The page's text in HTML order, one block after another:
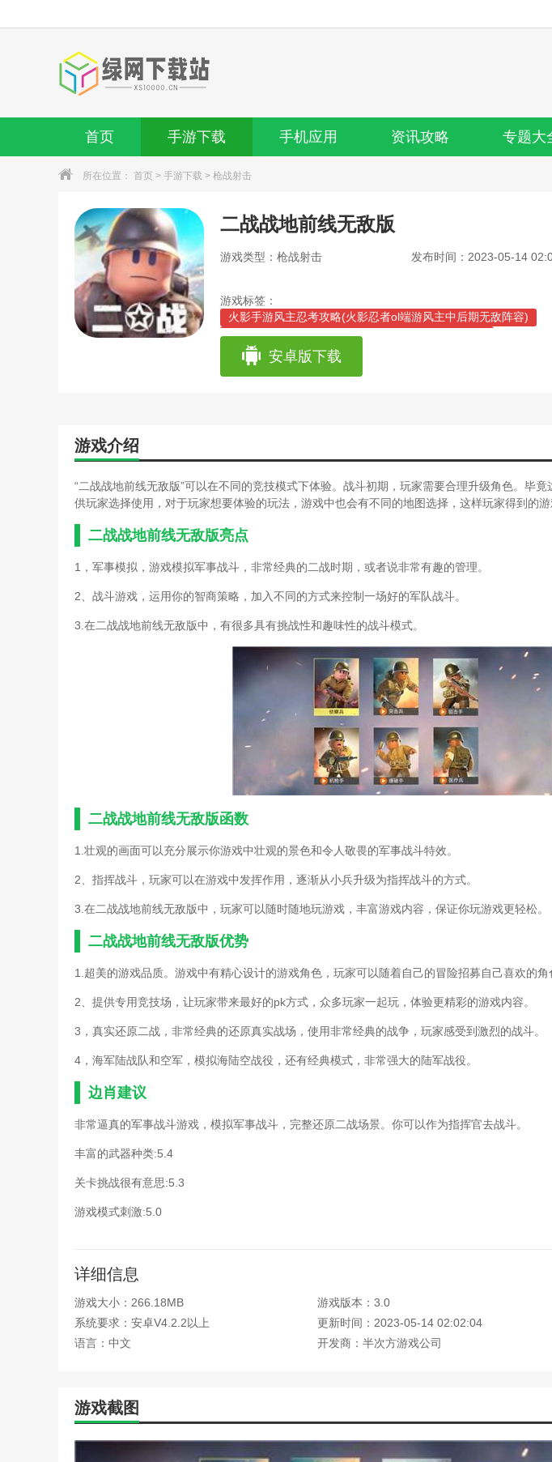
首页 手游下载 手机应用 资讯攻略 专题大
所在位置： 首页 > 手游下载 > 枪战射击
二战战地前线无敌版
游戏类型：枪战射击 发布时间：2023-05-14
游戏标签：
火影手游风主忍考攻略(火影忍者ol端游风主中后期无敌阵容)
手游英雄无敌新手攻略(腾讯手游英雄无敌新手攻略)
腾讯手游英雄无敌图鉴攻略(英雄无敌游戏攻略)
手游英雄无敌新手攻略(英雄无敌手游怎么玩)
战地5console关闭(战地console怎么关)
手游三国无敌攻略(手游三国无双攻略)
手游英雄无敌训练所攻略(手游英雄无敌训练所攻略图文)
战地法师泽拉斯(战地法师泽拉斯多少钱特效)
手游英雄无敌训练所攻略(英雄无敌新手训练营攻略)
羽毛球高高手游戏秘籍(羽毛球高高手无敌版游戏)
大话西游手游冰封幻境最无敌攻略(大话西游冰封幻境怎么玩)
电脑单机战地风暴攻略(战地风暴攻略秘籍)
灵动嘻哈势力2(灵动嘻哈势力2无敌版)
手游英雄无敌英雄交锋攻略(手游英雄无敌英雄交锋攻略视频)
同人游戏曹操传威力加强版攻略(曹操传威力加强版攻略手机版无
战地法师泽拉斯(战地法师泽拉斯怎么样)
大话西游手游冰封幻境最无敌攻略(大话西游手游冰封幻境简单攻
三国英雄无敌游戏攻略(三国无敌版)
手游英雄无敌英雄交锋攻略(英雄无敌对战)
魔法门手游攻略英雄(手游魔法门之英雄无敌攻略)
手游英雄无敌元素攻略(手游英雄无敌)
战地叛逆连队2单人游戏秘籍(战地叛逆连队2联机教程)
火炬之光前线(火炬之光百度贴吧)
三国英雄无敌游戏攻略(游戏三国之英雄无敌)
战地五每次进游戏新手教程(战地5新手操作)
堡垒前线手游新手攻略(堡垒前线手游新手攻略图文)
魔兽英雄无敌纷争单机攻略(魔兽争霸英灵传说无尽攻略)
手游英雄无敌元素攻略(英雄无敌元素英雄)
战地五每次进游戏新手教程(战地五如何进入游戏)
手游英雄无敌的地下城攻略(手游英雄无敌的地下城攻略视频)
手游英雄无敌约克英雄传记攻略(约克英雄无敌)
魔法门之英雄无敌元素守手游攻略(魔法门英雄无敌手机版攻略)
手游英雄无敌的地下城攻略(英雄无敌手游怎么占领地下城)
手游英雄无敌战役历代记攻略(英雄无敌手游历代记详细攻略)
魔法门之英雄无敌元素守手游攻略(英雄无敌:魔法之门手游)
安卓版下载
游戏介绍
“二战战地前线无敌版”可以在不同的竞技模式下体验。战斗初期，玩家需要合理升级角色。毕
供玩家选择使用，对于玩家想要体验的玩法，游戏中也会有不同的地图选择，这样玩家得到的游
二战战地前线无敌版亮点
1，军事模拟，游戏模拟军事战斗，非常经典的二战时期，或者说非常有趣的管理。
2、战斗游戏，运用你的智商策略，加入不同的方式来控制一场好的军队战斗。
3.在二战战地前线无敌版中，有很多具有挑战性和趣味性的战斗模式。
二战战地前线无敌版函数
1.壮观的画面可以充分展示你游戏中壮观的景色和令人敬畏的军事战斗特效。
2、指挥战斗，玩家可以在游戏中发挥作用，逐渐从小兵升级为指挥战斗的方式。
3.在二战战地前线无敌版中，玩家可以随时随地玩游戏，丰富游戏内容，保证你玩游戏更轻松。
二战战地前线无敌版优势
1.超美的游戏品质。游戏中有精心设计的游戏角色，玩家可以随着自己的冒险招募自己喜欢的角
2、提供专用竞技场，让玩家带来最好的pk方式，众多玩家一起玩，体验更精彩的游戏内容。
3，真实还原二战，非常经典的还原真实战场，使用非常经典的战争，玩家感受到激烈的战斗。
4，海军陆战队和空军，模拟海陆空战役，还有经典模式，非常强大的陆军战役。
边肖建议
非常逼真的军事战斗游戏，模拟军事战斗，完整还原二战场景。你可以作为指挥官去战斗。
丰富的武器种类:5.4
关卡挑战很有意思:5.3
游戏模式刺激:5.0
详细信息
游戏大小：266.18MB
游戏版本：3.0
系统要求：安卓V4.2.2以上
更新时间：2023-05-14 02:02:04
语言：中文
开发商：半次方游戏公司
游戏截图